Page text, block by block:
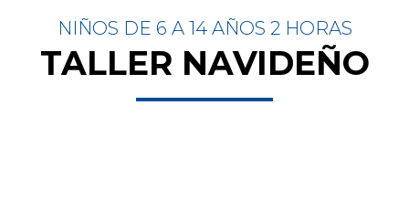
NIÑOS DE 6 A 14 AÑOS 2 HORAS
TALLER NAVIDEÑO